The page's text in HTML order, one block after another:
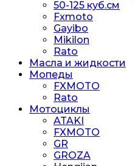
50-125 куб.см
Fxmoto
Gayibo
Mikilon
Rato
Масла и жидкости
Мопеды
FXMOTO
Rato
Мотоциклы
ATAKI
FXMOTO
GR
GROZA